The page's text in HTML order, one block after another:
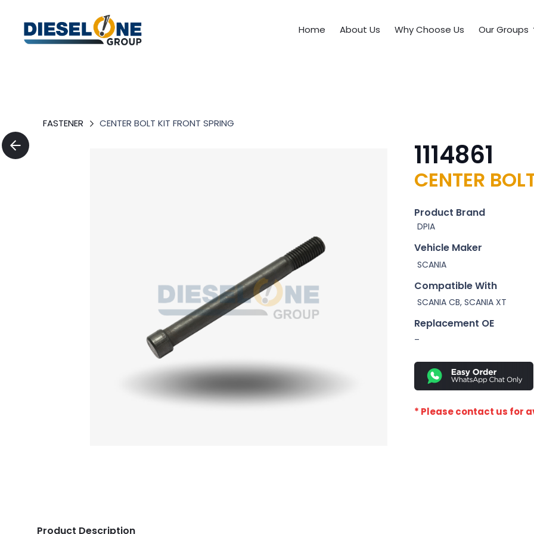
Home About Us Why Choose Us Our Groups
FASTENER CENTER BOLT KIT FRONT SPRING
1114861
CENTER
Product Brand
DPIA
Vehicle Maker
SCANIA
Compatible With
SCANIA CB, SCANIA XT
Replacement OE
–
* Please contact us for
Product Description